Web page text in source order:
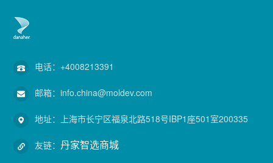
电话： +4008213391
邮箱：info.china@moldev.com
地址： 上海市长宁区福泉北路518号IBP1座501室200335
友链：丹家智选商城